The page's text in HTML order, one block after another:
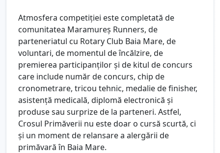
Atmosfera competiției este completată de
comunitatea Maramureș Runners, de
parteneriatul cu Rotary Club Baia Mare, de
voluntari, de momentul de încălzire, de
premierea participanților și de kitul de concurs
care include număr de concurs, chip de
cronometrare, tricou tehnic, medalie de finisher,
asistență medicală, diplomă electronică și
produse sau surprize de la parteneri. Astfel,
Crosul Primăverii nu este doar o cursă scurtă, ci
și un moment de relansare a alergării de
primăvară în Baia Mare.